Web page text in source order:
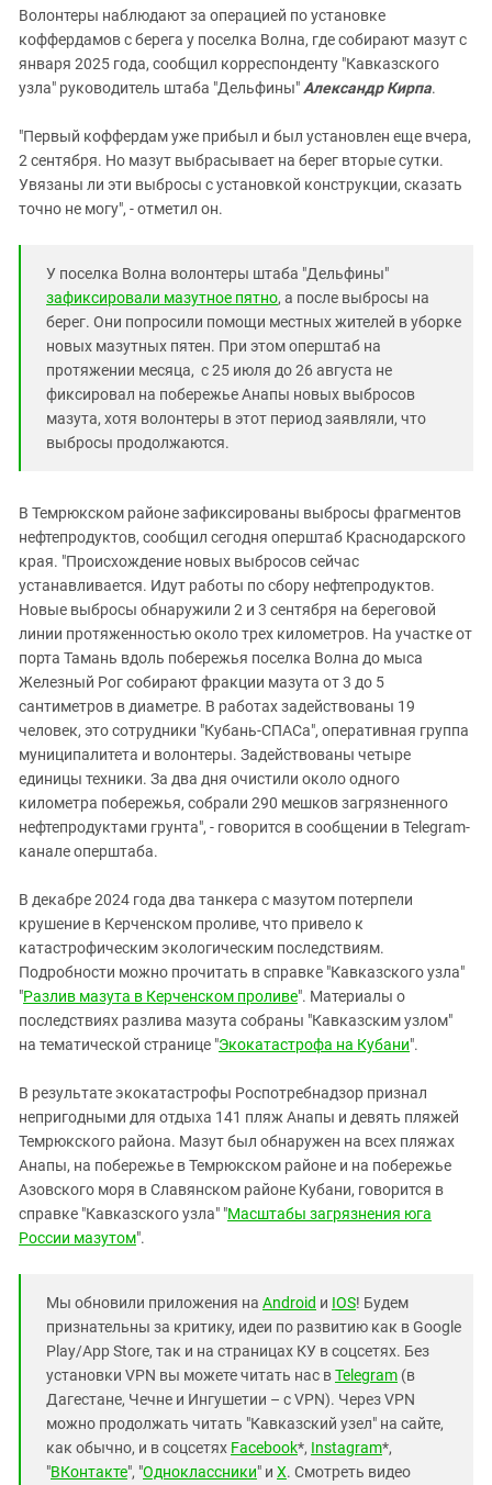
Волонтеры наблюдают за операцией по установке
коффердамов с берега у поселка Волна, где собирают мазут с
января 2025 года, сообщил корреспонденту "Кавказского
узла" руководитель штаба "Дельфины" Александр Кирпа.
"Первый коффердам уже прибыл и был установлен еще вчера,
2 сентября. Но мазут выбрасывает на берег вторые сутки.
Увязаны ли эти выбросы с установкой конструкции, сказать
точно не могу", - отметил он.
У поселка Волна волонтеры штаба "Дельфины"
зафиксировали мазутное пятно, а после выбросы на
берег. Они попросили помощи местных жителей в уборке
новых мазутных пятен. При этом оперштаб на
протяжении месяца, с 25 июля до 26 августа не
фиксировал на побережье Анапы новых выбросов
мазута, хотя волонтеры в этот период заявляли, что
выбросы продолжаются.
В Темрюкском районе зафиксированы выбросы фрагментов
нефтепродуктов, сообщил сегодня оперштаб Краснодарского
края. "Происхождение новых выбросов сейчас
устанавливается. Идут работы по сбору нефтепродуктов.
Новые выбросы обнаружили 2 и 3 сентября на береговой
линии протяженностью около трех километров. На участке от
порта Тамань вдоль побережья поселка Волна до мыса
Железный Рог собирают фракции мазута от 3 до 5
сантиметров в диаметре. В работах задействованы 19
человек, это сотрудники "Кубань-СПАСа", оперативная группа
муниципалитета и волонтеры. Задействованы четыре
единицы техники. За два дня очистили около одного
километра побережья, собрали 290 мешков загрязненного
нефтепродуктами грунта", - говорится в сообщении в Telegram-
канале оперштаба.
В декабре 2024 года два танкера с мазутом потерпели
крушение в Керченском проливе, что привело к
катастрофическим экологическим последствиям.
Подробности можно прочитать в справке "Кавказского узла"
"Разлив мазута в Керченском проливе". Материалы о
последствиях разлива мазута собраны "Кавказским узлом"
на тематической странице "Экокатастрофа на Кубани".
В результате экокатастрофы Роспотребнадзор признал
непригодными для отдыха 141 пляж Анапы и девять пляжей
Темрюкского района. Мазут был обнаружен на всех пляжах
Анапы, на побережье в Темрюкском районе и на побережье
Азовского моря в Славянском районе Кубани, говорится в
справке "Кавказского узла" "Масштабы загрязнения юга
России мазутом".
Мы обновили приложения на Android и IOS! Будем
признательны за критику, идеи по развитию как в Google
Play/App Store, так и на страницах КУ в соцсетях. Без
установки VPN вы можете читать нас вTelegram (в
Дагестане, Чечне и Ингушетии – с VPN). Через VPN
можно продолжать читать "Кавказский узел" на сайте,
как обычно, и в соцсетях Facebook*, Instagram*,
"ВКонтакте", "Одноклассники" и X. Смотреть видео